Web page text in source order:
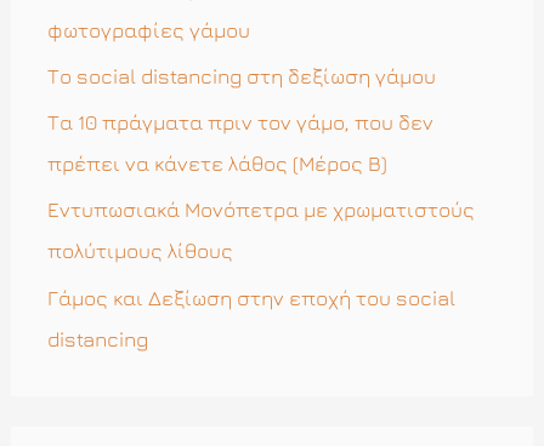
γ
φωτογραφίες γάμου
Το social distancing στη δεξίωση γάμου
Τα 10 πράγματα πριν τον γάμο, που δεν
πρέπει να κάνετε λάθος (Μέρος Β)
Εντυπωσιακά Μονόπετρα με χρωματιστούς
πολύτιμους λίθους
Γάμος και Δεξίωση στην εποχή του social
distancing